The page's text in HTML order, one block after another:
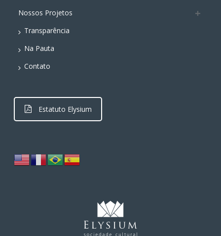
Nossos Projetos
Transparência
Na Pauta
Contato
Estatuto Elysium